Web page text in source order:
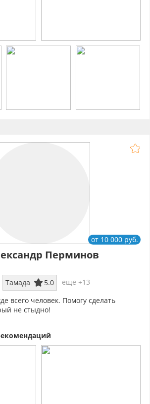
Перминов
от 10 000 руб.
Тамада 5.0
еще +13
всего человек. Помогу сделать
не стыдно!